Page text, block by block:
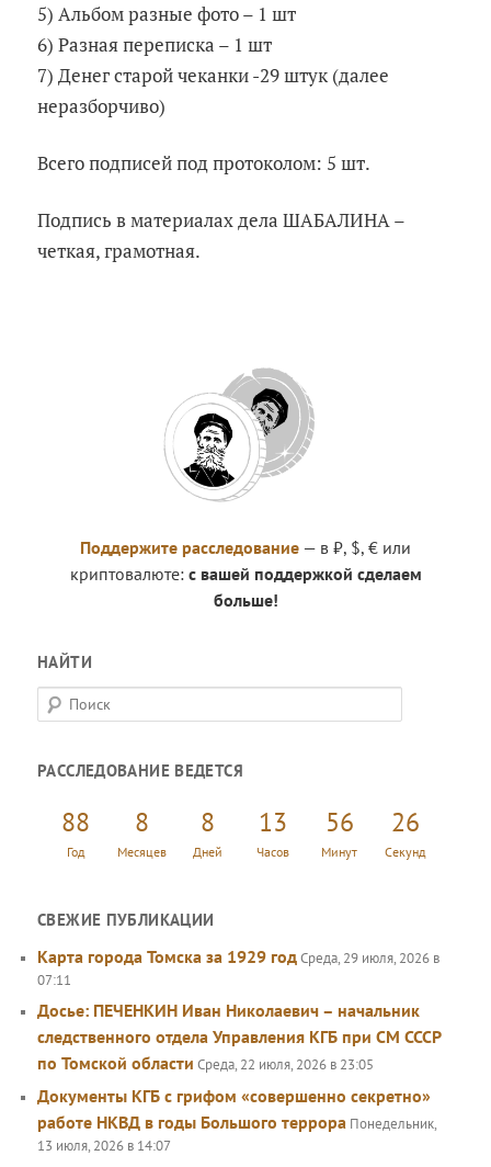
5) Альбом разные фото – 1 шт
6) Разная переписка – 1 шт
7) Денег старой чеканки -29 штук (далее
неразборчиво)
Всего подписей под протоколом: 5 шт.
Подпись в материалах дела ШАБАЛИНА –
четкая, грамотная.
Поддержите расследование — в ₽, $, € или
криптовалюте: с вашей поддержкой сделаем
больше!
НАЙТИ
П
о
с
РАССЛЕДОВАНИЕ ВЕДЕТСЯ
88
Год
8
Месяцев
8
Дней
13
Часов
56
Минут
26
Секунд
СВЕЖИЕ ПУБЛИКАЦИИ
Карта города Томска за 1929 годСреда, 29 июля, 2026 в
07:11
Досье: ПЕЧЕНКИН Иван Николаевич – начальник
следственного отдела Управления КГБ при СМ СССР
по Томской области Среда, 22 июля, 2026 в 23:05
Документы КГБ с грифом «совершенно секретно»
работе НКВД в годы Большого террора Понедельник,
13 июля, 2026 в 14:07